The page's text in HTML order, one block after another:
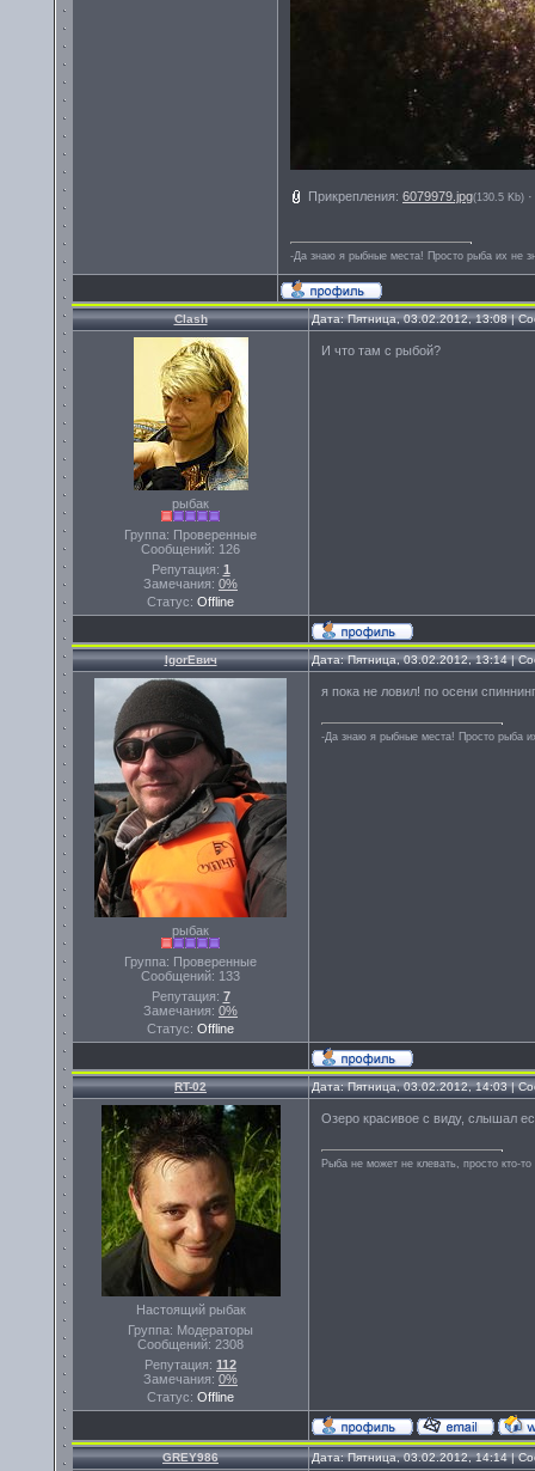
Прикрепления: 6079979.jpg(130.5 Kb) ·
-Да знаю я рыбные места! Просто рыба их не
Clash Дата: Пятница, 03.02.2012, 13:08 |
рыбак
Группа: Проверенные
Сообщений: 126
Репутация: 1
Замечания: 0%
Статус: Offline
И что там с рыбой?
IgorЕвич Дата: Пятница, 03.02.2012, 13:14 |
рыбак
Группа: Проверенные
Сообщений: 133
Репутация: 7
Замечания: 0%
Статус: Offline
я пока не ловил! по осени
-Да знаю я рыбные места! Просто рыба
RT-02 Дата: Пятница, 03.02.2012, 14:03 |
Настоящий рыбак
Группа: Модераторы
Сообщений: 2308
Репутация: 112
Замечания: 0%
Статус: Offline
Озеро красивое с виду, слышал
Рыба не может не клевать, просто кто-
GREY986 Дата: Пятница, 03.02.2012, 14:14 |